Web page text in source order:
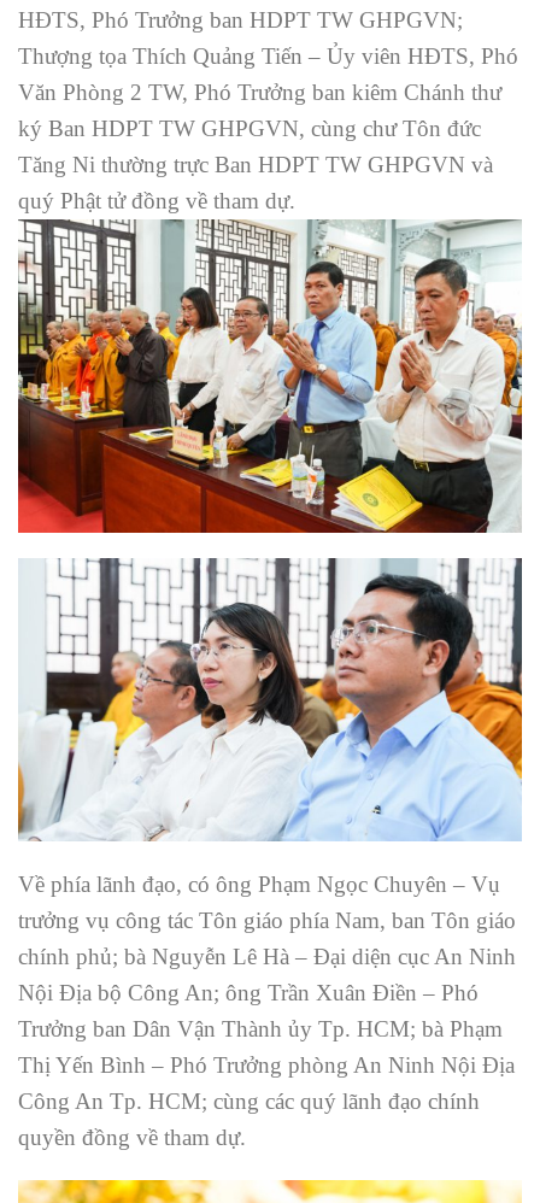
HĐTS, Phó Trưởng ban HDPT TW GHPGVN;
Thượng tọa Thích Quảng Tiến – Ủy viên HĐTS, Phó
Văn Phòng 2 TW, Phó Trưởng ban kiêm Chánh thư
ký Ban HDPT TW GHPGVN, cùng chư Tôn đức
Tăng Ni thường trực Ban HDPT TW GHPGVN và
quý Phật tử đồng về tham dự.
Về phía lãnh đạo, có ông Phạm Ngọc Chuyên – Vụ
trưởng vụ công tác Tôn giáo phía Nam, ban Tôn giáo
chính phủ; bà Nguyễn Lê Hà – Đại diện cục An Ninh
Nội Địa bộ Công An; ông Trần Xuân Điền – Phó
Trưởng ban Dân Vận Thành ủy Tp. HCM; bà Phạm
Thị Yến Bình – Phó Trưởng phòng An Ninh Nội Địa
Công An Tp. HCM; cùng các quý lãnh đạo chính
quyền đồng về tham dự.